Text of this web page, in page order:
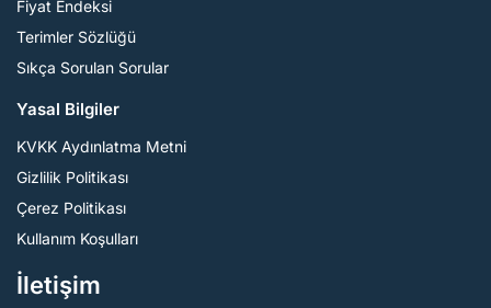
Fiyat Endeksi
Terimler Sözlüğü
Sıkça Sorulan Sorular
Yasal Bilgiler
KVKK Aydınlatma Metni
Gizlilik Politikası
Çerez Politikası
Kullanım Koşulları
İletişim